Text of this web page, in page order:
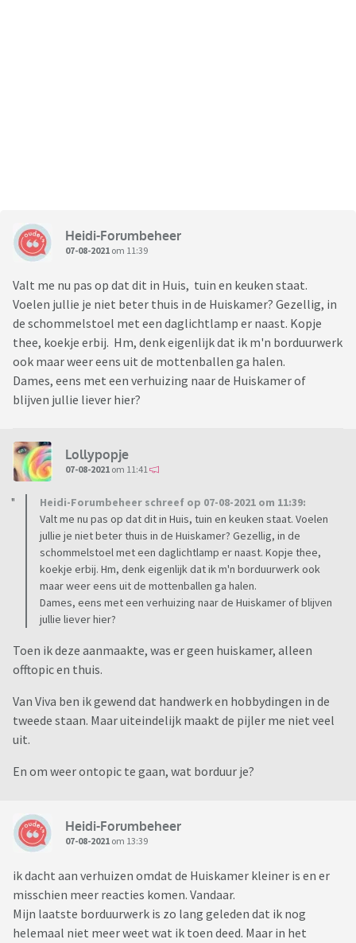
Heidi-Forumbeheer
07-08-2021 om 11:39
Valt me nu pas op dat dit in Huis, tuin en keuken staat.
Voelen jullie je niet beter thuis in de Huiskamer? Gezellig, in
de schommelstoel met een daglichtlamp er naast. Kopje
thee, koekje erbij. Hm, denk eigenlijk dat ik m'n borduurwerk
ook maar weer eens uit de mottenballen ga halen.
Dames, eens met een verhuizing naar de Huiskamer of
blijven jullie liever hier?
Lollypopje
07-08-2021 om 11:41
Heidi-Forumbeheer schreef op 07-08-2021 om 11:39:
Valt me nu pas op dat dit in Huis, tuin en keuken staat. Voelen
jullie je niet beter thuis in de Huiskamer? Gezellig, in de
schommelstoel met een daglichtlamp er naast. Kopje thee,
koekje erbij. Hm, denk eigenlijk dat ik m'n borduurwerk ook
maar weer eens uit de mottenballen ga halen.
Dames, eens met een verhuizing naar de Huiskamer of blijven
jullie liever hier?
Toen ik deze aanmaakte, was er geen huiskamer, alleen
offtopic en thuis.
Van Viva ben ik gewend dat handwerk en hobbydingen in de
tweede staan. Maar uiteindelijk maakt de pijler me niet veel
uit.
En om weer ontopic te gaan, wat borduur je?
Heidi-Forumbeheer
07-08-2021 om 13:39
ik dacht aan verhuizen omdat de Huiskamer kleiner is en er
misschien meer reacties komen. Vandaar.
Mijn laatste borduurwerk is zo lang geleden dat ik nog
helemaal niet meer weet wat ik toen deed. Maar in het